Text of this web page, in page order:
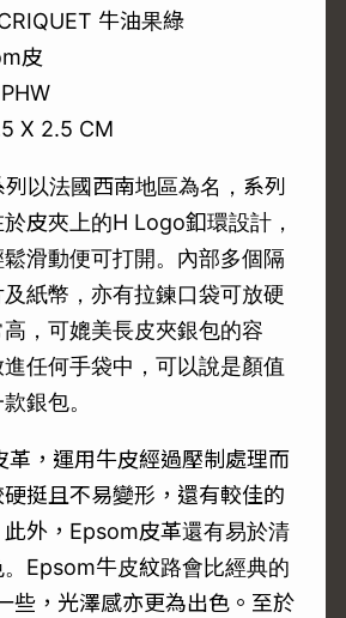
牛油果綠
皮
X 2.5 CM
以法國西南地區為名，系列
皮夾上的H Logo釦環設計，
滑動便可打開。內部多個隔
紙幣，亦有拉鍊口袋可放硬
，可媲美長皮夾銀包的容
任何手袋中，可以說是顏值
銀包。
革，運用牛皮經過壓制處理而
挺且不易變形，還有較佳的
外，Epsom皮革還有易於清
Epsom牛皮紋路會比經典的
些，光澤感亦更為出色。至於